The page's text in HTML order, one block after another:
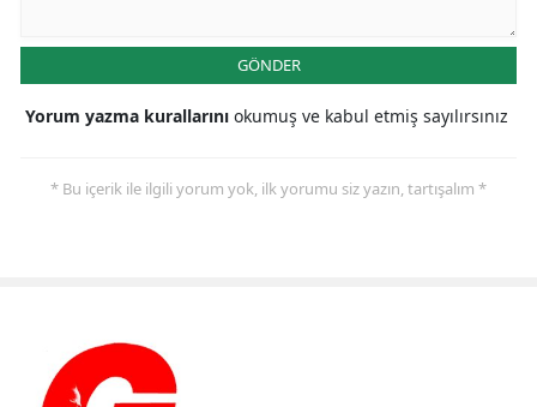
GÖNDER
Yorum yazma kurallarını okumuş ve kabul etmiş sayılırsınız
* Bu içerik ile ilgili yorum yok, ilk yorumu siz yazın, tartışalım *